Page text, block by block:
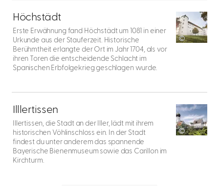
Höchstädt
©
Erste Erwähnung fand Höchstädt um 1081 in einer
Urkunde aus der Stauferzeit. Historische
Berühmtheit erlangte der Ort im Jahr 1704, als vor
ihren Toren die entscheidende Schlacht im
Spanischen Erbfolgekrieg geschlagen wurde.
entdecken
Illlertissen
©
Illertissen, die Stadt an der Iller, lädt mit ihrem
historischen Vöhlinschloss ein. In der Stadt
findest du unter anderem das spannende
Bayerische Bienenmuseum sowie das Carillon im
Kirchturm.
entdecken